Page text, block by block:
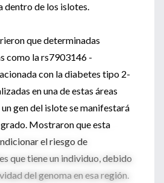
dentro de los islotes.
que determinadas
como la rs7903146 -
con la diabetes tipo 2-
en una de estas áreas
gen del islote se manifestará
Mostraron que esta
el riesgo de
que tiene un individuo, debido
del genoma en esa región.